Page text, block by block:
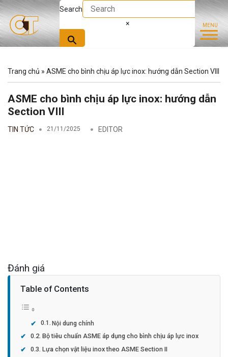
Search
×
Trang chủ » ASME cho bình chịu áp lực inox: hướng dẫn Section VIII
ASME cho bình chịu áp lực inox: hướng dẫn
Section VIII
TIN TỨC 21/11/2025 EDITOR
Đánh giá
Table of Contents
Nội dung chính
Bộ tiêu chuẩn ASME áp dụng cho bình chịu áp lực inox
Lựa chọn vật liệu inox theo ASME Section II